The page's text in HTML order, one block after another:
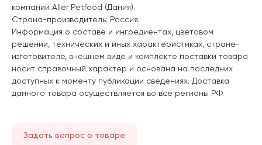
компании Aller Petfood (Дания).
Страна-производитель: Россия.
Информация о составе и ингредиентах, цветовом
решении, технических и иных характеристиках, стране-
изготовителе, внешнем виде и комплекте поставки товара
носит справочный характер и основана на последних
доступных к моменту публикации сведениях. Доставка
данного товара осуществляется во все регионы РФ.
Задать вопрос о товаре